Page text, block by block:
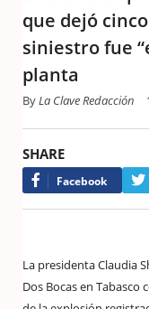
que dejó
siniestro fue
planta
ByLa Clave Redacción
SHARE
Facebook
La presidenta Claudia
Dos Bocas en